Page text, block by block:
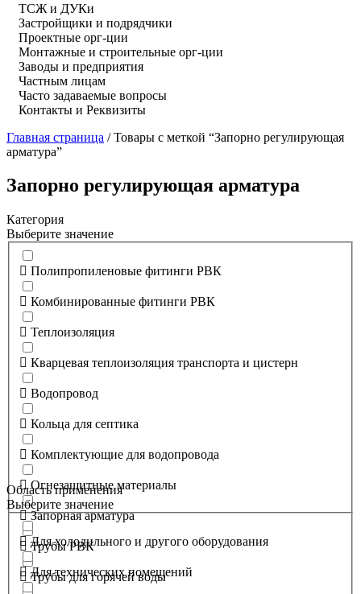
ТСЖ и ДУКи
Застройщики и подрядчики
Проектные орг-ции
Монтажные и строительные орг-ции
Заводы и предприятия
Частным лицам
Часто задаваемые вопросы
Контакты и Реквизиты
Главная страница /Товары с меткой “Запорно регулирующая
арматура”
Запорно регулирующая арматура
Категория
Выберите значение
Полипропиленовые фитинги РВК
Комбинированные фитинги РВК
Теплоизоляция
Кварцевая теплоизоляция транспорта и цистерн
Водопровод
Кольца для септика
Комплектующие для водопровода
Огнезащитные материалы
Запорная арматура
Трубы РВК
Трубы для горячей воды
Область применения
Выберите значение
Для холодильного и другого оборудования
Для технических помещений